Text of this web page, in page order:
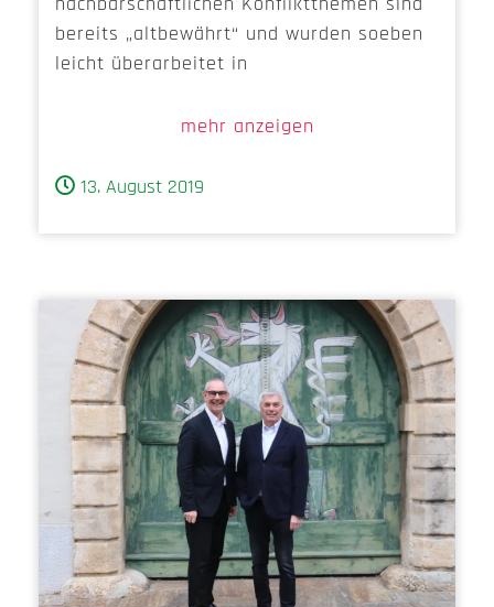
bereits „altbewährt“ und wurden soeben
leicht überarbeitet in
mehr anzeigen
13. August 2019